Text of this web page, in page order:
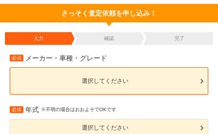
さっそく査定依頼を申し込み！
入力 確認 完了
必須 メーカー・車種・グレード
選択してください
必須 年式 ※不明の場合はおおよそでOKです
選択してください